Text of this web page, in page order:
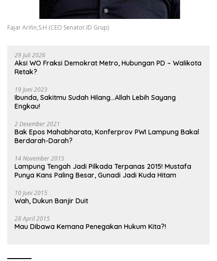
Fajar Arifin,S.H (CEO Senator.ID Grup)
29 Juli 2026
Aksi WO Fraksi Demokrat Metro, Hubungan PD – Walikota
Retak?
19 Juni 2023
Ibunda, Sakitmu Sudah Hilang…Allah Lebih Sayang
Engkau!
2 Desember 2021
Bak Epos Mahabharata, Konferprov PWI Lampung Bakal
Berdarah-Darah?
14 November 2015
Lampung Tengah Jadi Pilkada Terpanas 2015! Mustafa
Punya Kans Paling Besar, Gunadi Jadi Kuda Hitam
10 Juni 2015
Wah, Dukun Banjir Duit
28 April 2015
Mau Dibawa Kemana Penegakan Hukum Kita?!